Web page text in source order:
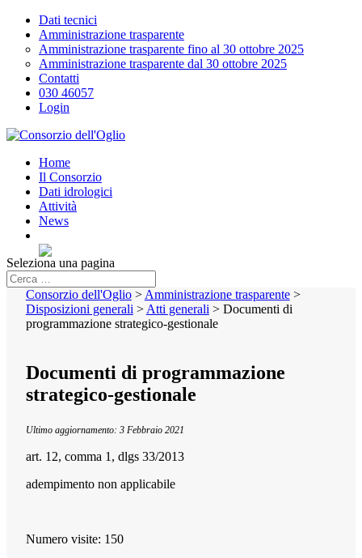
Dati tecnici
Amministrazione trasparente
Amministrazione trasparente fino al 30 ottobre 2025
Amministrazione trasparente dal 30 ottobre 2025
Contatti
030 46057
Login
Home
Il Consorzio
Dati idrologici
Attività
News
Seleziona una pagina
Consorzio dell'Oglio> Amministrazione trasparente>
Disposizioni generali > Atti generali > Documenti di
programmazione strategico-gestionale
Documenti di programmazione
strategico-gestionale
Ultimo aggiornamento: 3 Febbraio 2021
art. 12, comma 1, dlgs 33/2013
adempimento non applicabile
Numero visite: 150